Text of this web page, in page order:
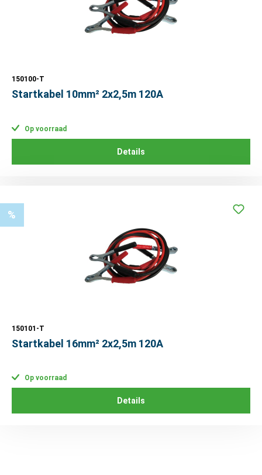
150100-T
Startkabel 10mm² 2x2,5m 120A
Op voorraad
Details
%
150101-T
Startkabel 16mm² 2x2,5m 120A
Op voorraad
Details